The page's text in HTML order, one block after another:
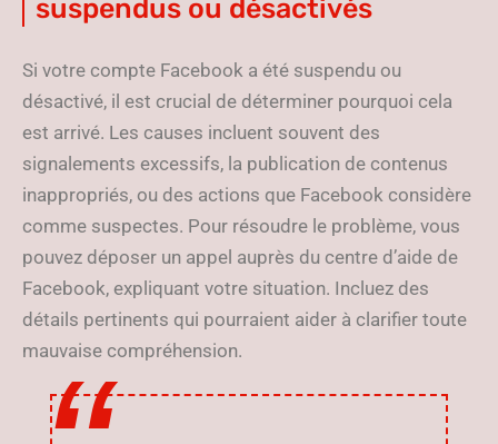
suspendus ou désactivés
Si votre compte Facebook a été suspendu ou
désactivé, il est crucial de déterminer pourquoi cela
est arrivé. Les causes incluent souvent des
signalements excessifs, la publication de contenus
inappropriés, ou des actions que Facebook considère
comme suspectes. Pour résoudre le problème, vous
pouvez déposer un appel auprès du centre d’aide de
Facebook, expliquant votre situation. Incluez des
détails pertinents qui pourraient aider à clarifier toute
mauvaise compréhension.